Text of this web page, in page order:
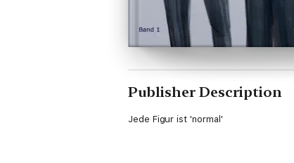
Publisher Description
Jede Figur ist 'normal'